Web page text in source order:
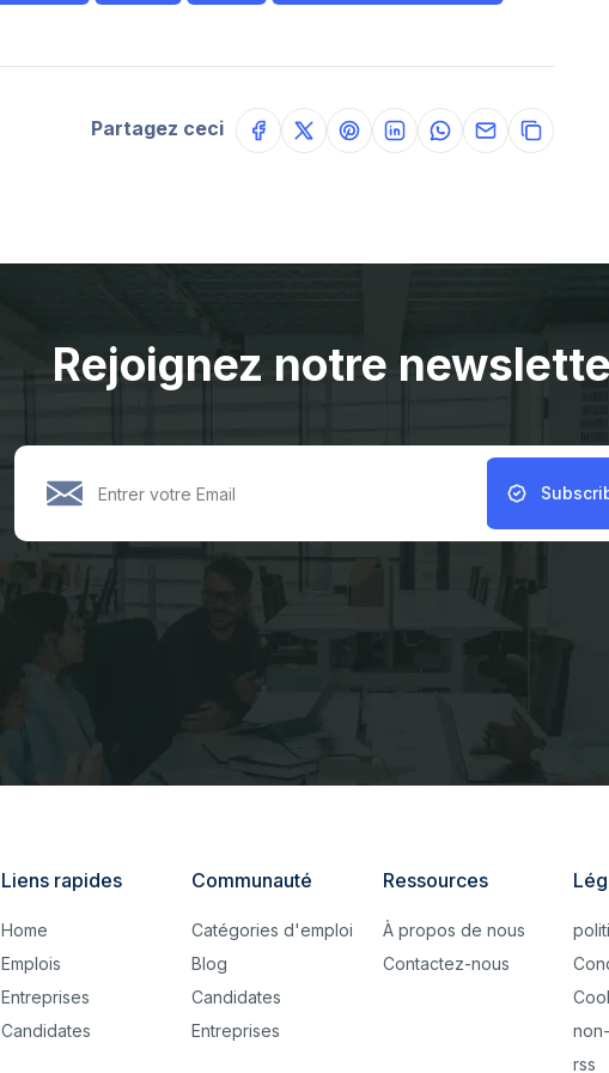
Partagez ceci
Rejoignez notre
Liens rapides
Home
Emplois
Entreprises
Candidates
Communauté
Catégories d'emploi
Blog
Candidates
Entreprises
Ressources
À propos de nous
Contactez-nous
rss